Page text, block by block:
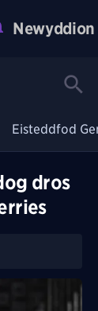
Newyddion
Eisteddfod
dros